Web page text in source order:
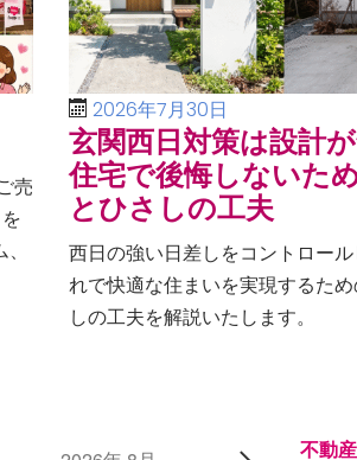
売
2026年7月30日
玄関西日対策は設計
住宅で後悔しないた
とひさしの工夫
西日の強い日差しをコントロー
れで快適な住まいを実現するた
しの工夫を解説いたします。
不動